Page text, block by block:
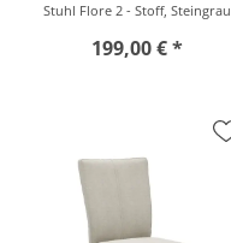
Stuhl Flore 2 - Stoff, Steingrau
199,00 € *